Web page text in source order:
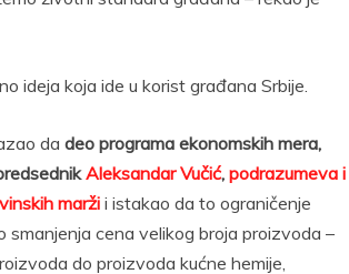
ideja koja ide u korist građana Srbije.
da deo programa ekonomskih mera,
Aleksandar Vučić, podrazumeva i
maržii istakao da to ograničenje
smanjenja cena velikog broja proizvoda –
do proizvoda kućne hemije,